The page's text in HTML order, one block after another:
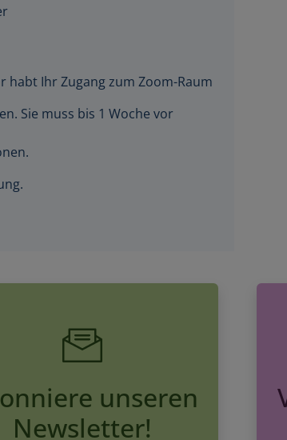
habt Ihr Zugang zum Zoom-Raum
Sie muss bis 1 Woche vor
unseren
Newsletter!